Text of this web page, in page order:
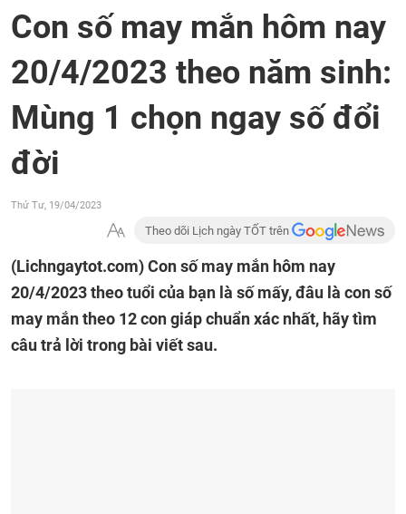
Con số may mắn hôm nay
20/4/2023 theo năm sinh:
Mùng 1 chọn ngay số đổi
đời
Thứ Tư, 19/04/2023
Theo dõi Lịch ngày TỐT trên
(Lichngaytot.com)Con số may mắn hôm nay
20/4/2023 theo tuổi của bạn là số mấy, đâu là con số
may mắn theo 12 con giáp chuẩn xác nhất, hãy tìm
câu trả lời trong bài viết sau.